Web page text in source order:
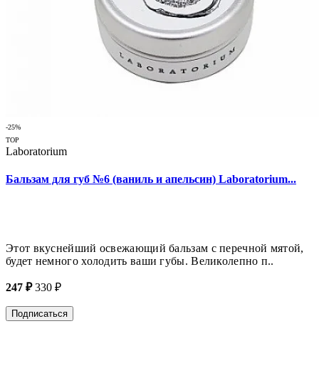
-25%
TOP
Laboratorium
Бальзам для губ №6 (ваниль и апельсин) Laboratorium...
Этот вкуснейший освежающий бальзам с перечной мятой,
будет немного холодить ваши губы. Великолепно п..
247 ₽ 330 ₽
Подписаться